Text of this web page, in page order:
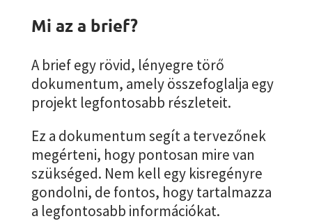
Mi az a brief?
A brief egy rövid, lényegre törő
dokumentum, amely összefoglalja egy
projekt legfontosabb részleteit.
Ez a dokumentum segít a tervezőnek
megérteni, hogy pontosan mire van
szükséged. Nem kell egy kisregényre
gondolni, de fontos, hogy tartalmazza
a legfontosabb információkat.